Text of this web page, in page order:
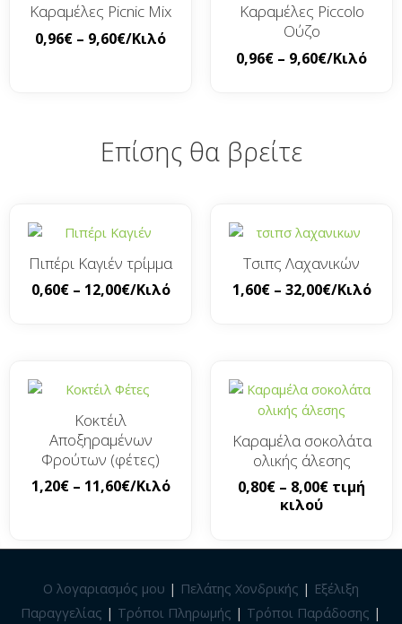
Καραμέλες Picnic Mix
0,96€ – 9,60€/Κιλό
Καραμέλες Piccolo
Ούζο
0,96€ – 9,60€/Κιλό
Επίσης θα βρείτε
Πιπέρι Καγιέν τρίμμα
0,60€ – 12,00€/Κιλό
Τσιπς Λαχανικών
1,60€ – 32,00€/Κιλό
Κοκτέιλ
Αποξηραμένων
Φρούτων (φέτες)
1,20€ – 11,60€/Κιλό
Καραμέλα σοκολάτα
ολικής άλεσης
0,80€ – 8,00€ τιμή
κιλού
Ο λογαριασμός μου | Πελάτης Χονδρικής | Εξέλιξη
Παραγγελίας | Τρόποι Πληρωμής | Τρόποι Παράδοσης |